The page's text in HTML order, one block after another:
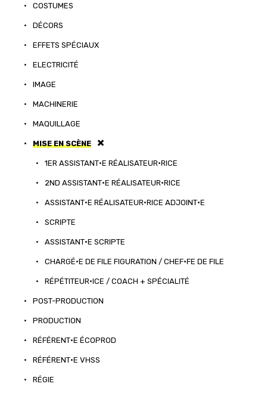
• COSTUMES
• DÉCORS
• EFFETS SPÉCIAUX
• ELECTRICITÉ
• IMAGE
• MACHINERIE
• MAQUILLAGE
• MISE EN SCÈNE
• 1ER ASSISTANT·E RÉALISATEUR·RICE
• 2ND ASSISTANT·E RÉALISATEUR·RICE
• ASSISTANT·E RÉALISATEUR·RICE ADJOINT·E
• SCRIPTE
• ASSISTANT·E SCRIPTE
• CHARGÉ·E DE FILE FIGURATION / CHEF·FE DE FILE
• RÉPÉTITEUR·ICE / COACH + SPÉCIALITÉ
• POST-PRODUCTION
• PRODUCTION
• RÉFÉRENT·E ÉCOPROD
• RÉFÉRENT·E VHSS
• RÉGIE